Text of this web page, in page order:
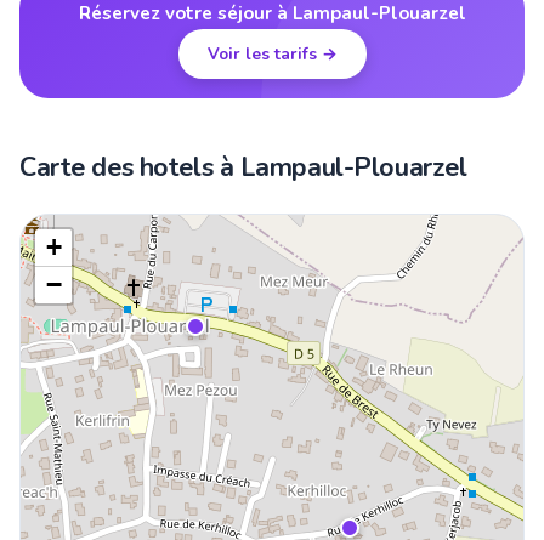
Réservez votre séjour à Lampaul-Plouarzel
Voir les tarifs →
Carte des hotels à Lampaul-Plouarzel
+
−